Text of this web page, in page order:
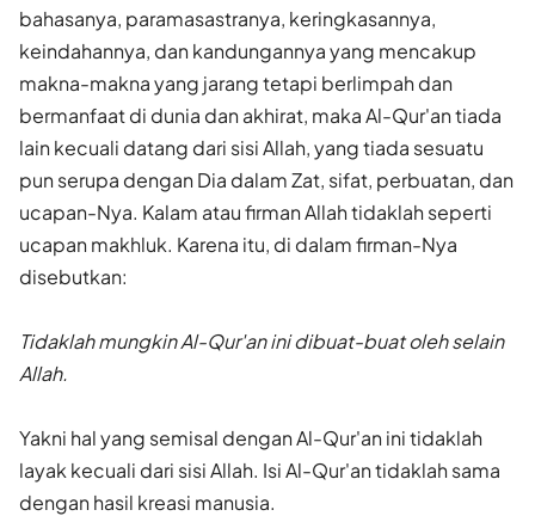
bahasanya, paramasastranya, keringkasannya,
keindahannya, dan kandungannya yang mencakup
makna-makna yang jarang tetapi berlimpah dan
bermanfaat di dunia dan akhirat, maka Al-Qur'an tiada
lain kecuali datang dari sisi Allah, yang tiada sesuatu
pun serupa dengan Dia dalam Zat, sifat, perbuatan, dan
ucapan-Nya. Kalam atau firman Allah tidaklah seperti
ucapan makhluk. Karena itu, di dalam firman-Nya
disebutkan:
Tidaklah mungkin Al-Qur'an ini dibuat-buat oleh selain
Allah.
Yakni hal yang semisal dengan Al-Qur'an ini tidaklah
layak kecuali dari sisi Allah. Isi Al-Qur'an tidaklah sama
dengan hasil kreasi manusia.